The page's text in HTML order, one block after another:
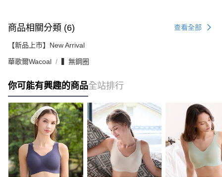
商品相關分類 (6) 查看全部
【新品上市】New Arrival
華歌爾Wacoal ▍無鋼圈
你可能有興趣的商品全站排行